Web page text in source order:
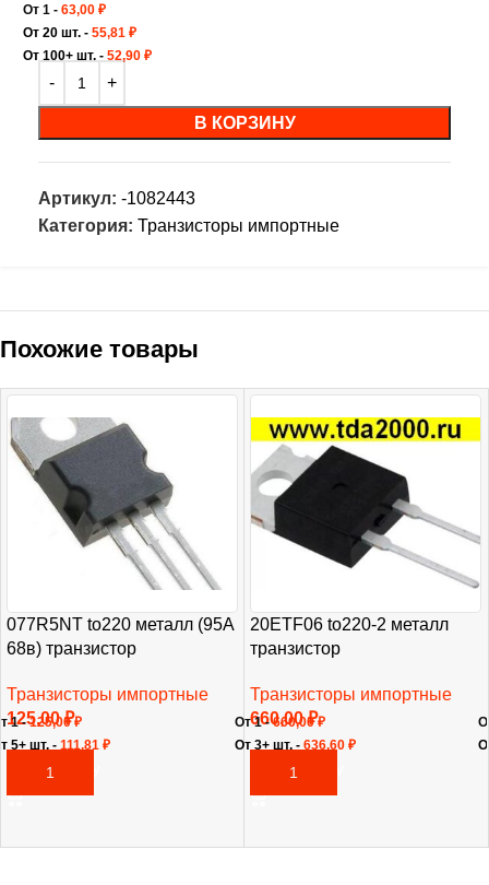
От 1 - 63,00 ₽
От 20 шт. - 55,81 ₽
От 100+ шт. - 52,90 ₽
В КОРЗИНУ
Артикул: -1082443
Категория: Транзисторы импортные
Похожие товары
077R5NT to220 металл (95А
68в) транзистор
Транзисторы импортные
125,00₽
В КОРЗИНУ
1 -125,00₽
5+ шт. - 111,81 ₽
20ETF06 to220-2 металл
транзистор
Транзисторы импортные
660,00₽
В КОРЗИНУ
От 1 -660,00₽
От 3+ шт. - 636,60 ₽